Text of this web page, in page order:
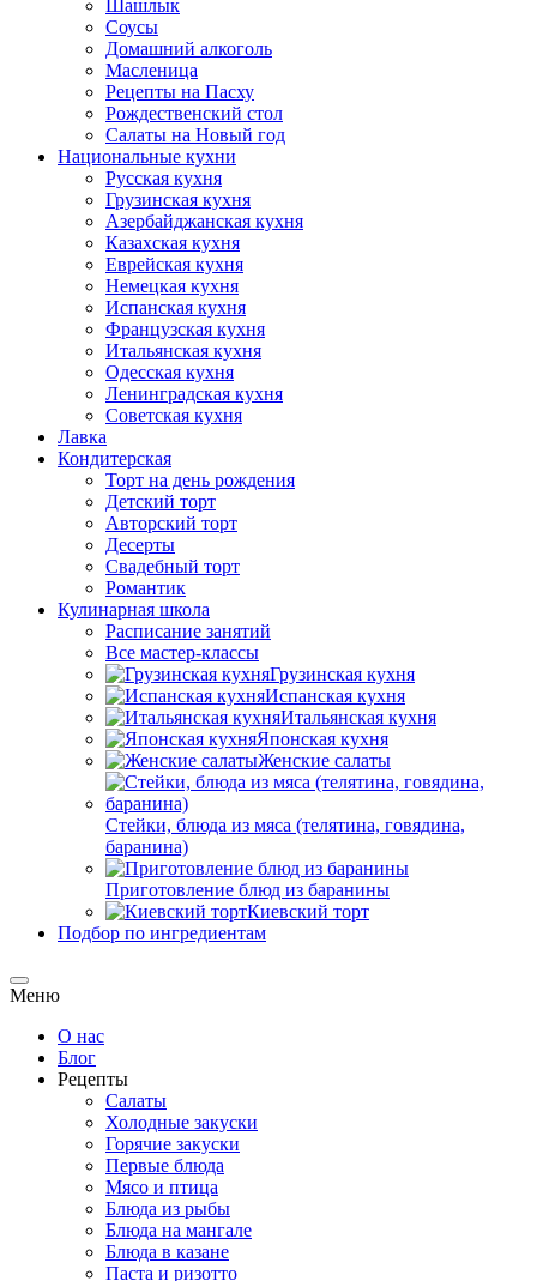
Шашлык
Соусы
Домашний алкоголь
Масленица
Рецепты на Пасху
Рождественский стол
Салаты на Новый год
Национальные кухни
Русская кухня
Грузинская кухня
Азербайджанская кухня
Казахская кухня
Еврейская кухня
Немецкая кухня
Испанская кухня
Французская кухня
Итальянская кухня
Одесская кухня
Ленинградская кухня
Советская кухня
Лавка
Кондитерская
Торт на день рождения
Детский торт
Авторский торт
Десерты
Свадебный торт
Романтик
Кулинарная школа
Расписание занятий
Все мастер-классы
Грузинская кухня
Испанская кухня
Итальянская кухня
Японская кухня
Женские салаты
Стейки, блюда из мяса (телятина, говядина,
баранина)
Приготовление блюд из баранины
Киевский торт
Подбор по ингредиентам
Меню
О нас
Блог
Рецепты
Салаты
Холодные закуски
Горячие закуски
Первые блюда
Мясо и птица
Блюда из рыбы
Блюда на мангале
Блюда в казане
Паста и ризотто